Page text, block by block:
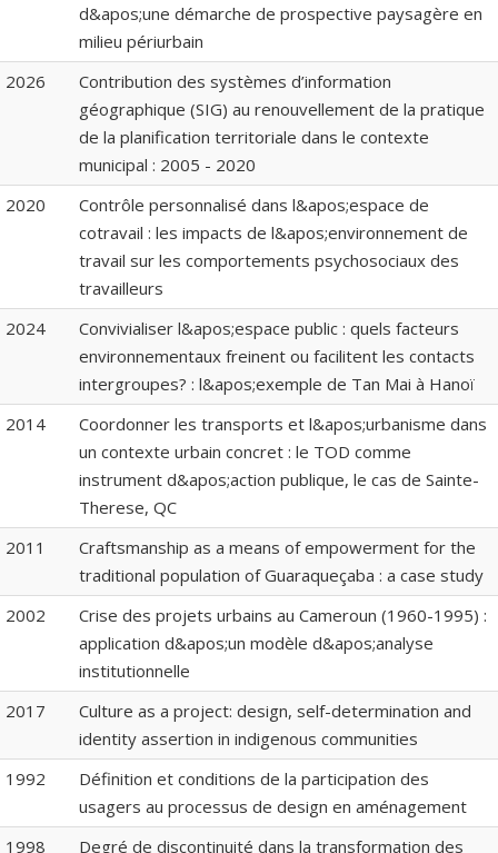
d&apos;une démarche de prospective paysagère en
milieu périurbain
2026
Contribution des systèmes d’information
géographique (SIG) au renouvellement de la pratique
de la planification territoriale dans le contexte
municipal : 2005 - 2020
2020
Contrôle personnalisé dans l&apos;espace de
cotravail : les impacts de l&apos;environnement de
travail sur les comportements psychosociaux des
travailleurs
2024
Convivialiser l&apos;espace public : quels facteurs
environnementaux freinent ou facilitent les contacts
intergroupes? : l&apos;exemple de Tan Mai à Hanoï
2014
Coordonner les transports et l&apos;urbanisme dans
un contexte urbain concret : le TOD comme
instrument d&apos;action publique, le cas de Sainte-
Therese, QC
2011
Craftsmanship as a means of empowerment for the
traditional population of Guaraqueçaba : a case study
2002
Crise des projets urbains au Cameroun (1960-1995) :
application d&apos;un modèle d&apos;analyse
institutionnelle
2017
Culture as a project: design, self-determination and
identity assertion in indigenous communities
1992
Définition et conditions de la participation des
usagers au processus de design en aménagement
1998
Degré de discontinuité dans la transformation des